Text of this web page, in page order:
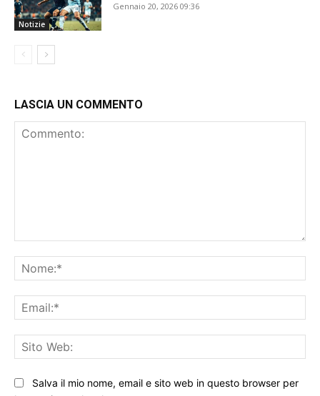
Notizie
Gennaio 20, 2026 09:36
LASCIA UN COMMENTO
Salva il mio nome, email e sito web in questo browser per